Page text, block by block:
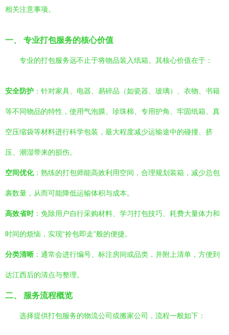
相关注意事项。
一、 专业打包服务的核心价值
专业的打包服务远不止于将物品装入纸箱。其核心价值在于：
安全防护 ：针对家具、电器、易碎品（如瓷器、玻璃）、衣物、书籍
等不同物品的特性，使用气泡膜、珍珠棉、专用护角、牢固纸箱、真
空压缩袋等材料进行科学包装，最大程度减少运输途中的碰撞、挤
压、潮湿带来的损伤。
空间优化：熟练的打包师能高效利用空间，合理规划装箱，减少总包
裹数量，从而可能降低运输体积与成本。
高效省时 ：免除用户自行采购材料、学习打包技巧、耗费大量体力和
时间的烦恼，实现“拎包即走”般的便捷。
分类清晰 ：通常会进行编号、标注房间或品类，并附上清单，方便到
达江西后的清点与整理。
二、 服务流程概览
选择提供打包服务的物流公司或搬家公司，流程一般如下：